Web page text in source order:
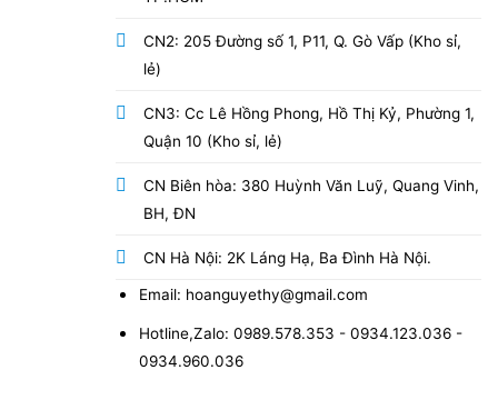
CN2: 205 Đường số 1, P11, Q. Gò Vấp (Kho sỉ,
lẻ)
CN3: Cc Lê Hồng Phong, Hồ Thị Kỷ, Phường 1,
Quận 10 (Kho sỉ, lẻ)
CN Biên hòa: 380 Huỳnh Văn Luỹ, Quang Vinh,
BH, ĐN
CN Hà Nội: 2K Láng Hạ, Ba Đình Hà Nội.
Email: hoanguyethy@gmail.com
Hotline,Zalo: 0989.578.353 - 0934.123.036 -
0934.960.036